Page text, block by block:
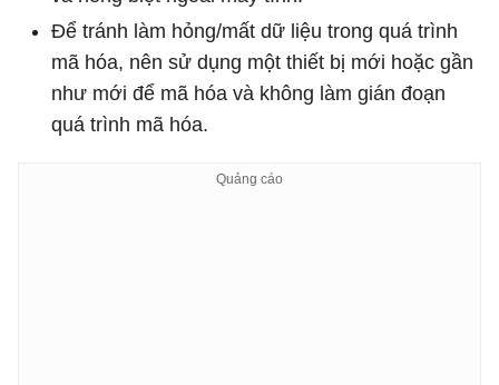
Để tránh làm hỏng/mất dữ liệu trong quá trình
mã hóa, nên sử dụng một thiết bị mới hoặc gần
như mới để mã hóa và không làm gián đoạn
quá trình mã hóa.